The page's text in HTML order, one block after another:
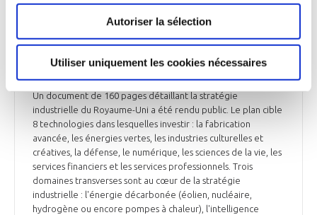
Autoriser la sélection
Utiliser uniquement les cookies nécessaires
INTERNATIONAL
Publication de la stratégie industrielle
britannique
Un document de 160 pages détaillant la stratégie
industrielle du Royaume-Uni a été rendu public. Le plan cible
8 technologies dans lesquelles investir : la fabrication
avancée, les énergies vertes, les industries culturelles et
créatives, la défense, le numérique, les sciences de la vie, les
services financiers et les services professionnels. Trois
domaines transverses sont au cœur de la stratégie
industrielle : l'énergie décarbonée (éolien, nucléaire,
hydrogène ou encore pompes à chaleur), l'intelligence